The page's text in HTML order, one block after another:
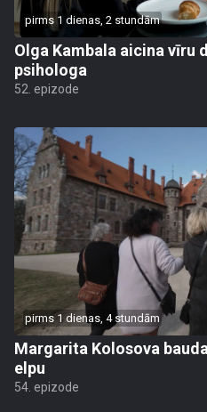
pirms 1 dienas, 2 stundām
Olga Kambala aicina vīru
psihologa
52. epizode
pirms 1 dienas, 4 stundām
Margarita Kolosova
elpu
54. epizode